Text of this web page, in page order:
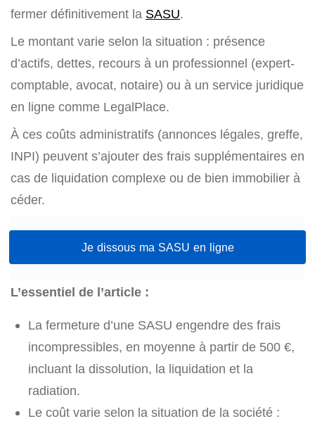
fermer définitivement la SASU.
Le montant varie selon la situation : présence
d’actifs, dettes, recours à un professionnel (expert-
comptable, avocat, notaire) ou à un service juridique
en ligne comme LegalPlace.
À ces coûts administratifs (annonces légales, greffe,
INPI) peuvent s’ajouter des frais supplémentaires en
cas de liquidation complexe ou de bien immobilier à
céder.
Je dissous ma SASU en ligne
L’essentiel de l’article :
La fermeture d’une SASU engendre des frais
incompressibles, en moyenne à partir de 500 €,
incluant la dissolution, la liquidation et la
radiation.
Le coût varie selon la situation de la société :